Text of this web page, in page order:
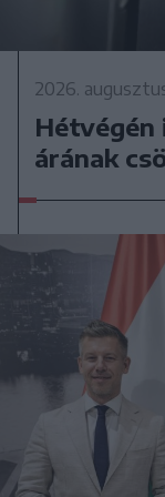
2026.
árának